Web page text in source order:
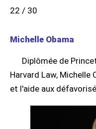
22 / 30
Michelle Obama
Diplômée de
Harvard Law, Michelle
et l'aide aux